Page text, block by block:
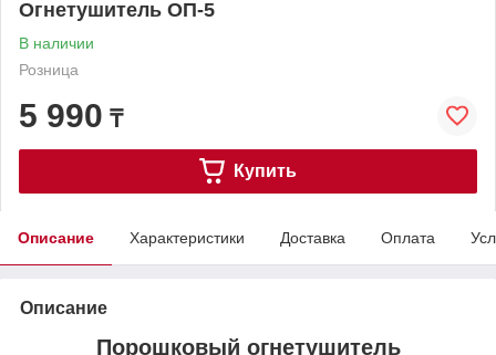
Огнетушитель ОП-5
В наличии
Розница
5 990 ₸
Купить
Описание Характеристики Доставка Оплата
Описание
Порошковый огнетушитель